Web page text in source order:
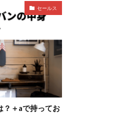
セールス
？＋aで持ってお